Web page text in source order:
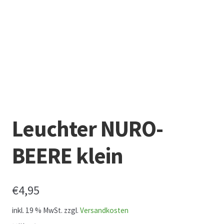
Floristikfachgeschäft Gambach
Floristikfachgeschäft Oppershofen
Freilandrosen aus eigener Produktion
Leuchter NURO-
BEERE klein
€4,95
inkl. 19 % MwSt. zzgl.Versandkosten